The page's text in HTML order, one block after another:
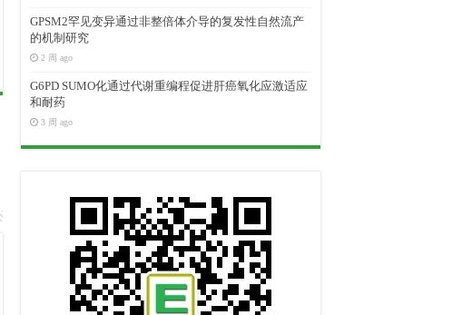
GPSM2罕见变异通过非整倍体介导的复发性自然流产
的机制研究
2 周 ago
G6PD SUMO化通过代谢重编程促进肝癌氧化应激适应
和耐药
3 周 ago